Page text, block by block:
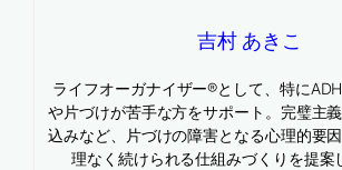
吉村 あきこ
ライフオーガナイザー®として、特に
や片づけが苦手な方をサポート。完璧主
込みなど、片づけの障害となる心理的要
理なく続けられる仕組みづくりを提案